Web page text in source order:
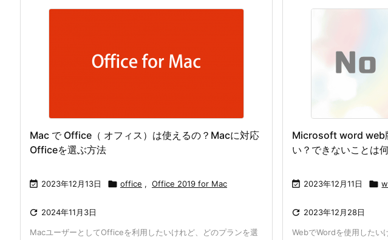
Mac で Office（ オフィス）は使えるの？Macに対応
Officeを選ぶ方法
 2023年12月13日  office , Office 2019 for Mac
 2024年11月3日
MacユーザーとしてOfficeを利用したいけれど、どのプランを選
Microsoft word web
い？できないことは
 2023年12月11日 
 2023年12月28日
WebでWordを使用したい